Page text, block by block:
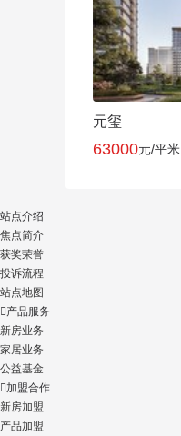
元玺
63000元/平米
站点介绍
焦点简介
获奖荣誉
投诉流程
站点地图
产品服务
新房业务
家居业务
公益基金
加盟合作
新房加盟
产品加盟